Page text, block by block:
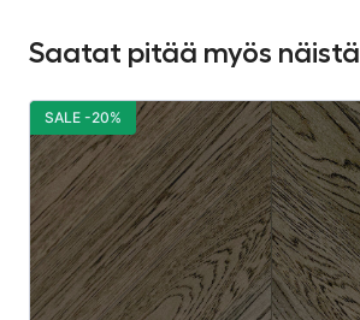
Saatat pitää myös näistä
SALE -20%